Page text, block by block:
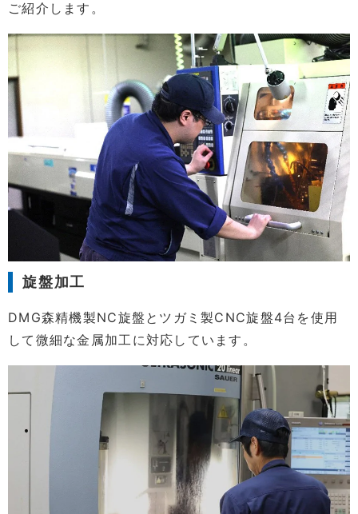
ご紹介します。
旋盤加工
DMG森精機製NC旋盤とツガミ製CNC旋盤4台を使用
して微細な金属加工に対応しています。